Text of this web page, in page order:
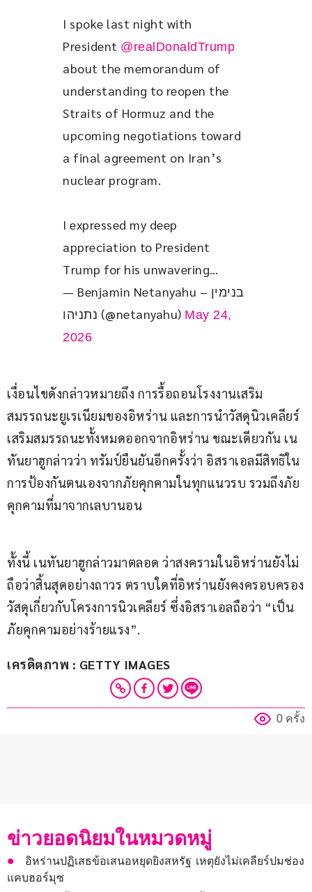
I spoke last night with
President @realDonaldTrump
about the memorandum of
understanding to reopen the
Straits of Hormuz and the
upcoming negotiations toward
a final agreement on Iran’s
nuclear program.
I expressed my deep
appreciation to President
Trump for his unwavering…
— Benjamin Netanyahu – בנימין
נתניהו (@netanyahu) May 24,
2026
เงื่อนไขดังกล่าวหมายถึง การรื้อถอนโรงงานเสริม
สมรรถนะยูเรเนียมของอิหร่าน และการนำวัสดุนิวเคลียร์
เสริมสมรรถนะทั้งหมดออกจากอิหร่าน ขณะเดียวกัน เน
ทันยาฮูกล่าวว่า ทรัมป์ยืนยันอีกครั้งว่า อิสราเอลมีสิทธิใน
การป้องกันตนเองจากภัยคุกคามในทุกแนวรบ รวมถึงภัย
คุกคามที่มาจากเลบานอน
ทั้งนี้ เนทันยาฮูกล่าวมาตลอด ว่าสงครามในอิหร่านยังไม่
ถือว่าสิ้นสุดอย่างถาวร ตราบใดที่อิหร่านยังคงครอบครอง
วัสดุเกี่ยวกับโครงการนิวเคลียร์ ซึ่งอิสราเอลถือว่า “เป็น
ภัยคุกคามอย่างร้ายแรง”.
เครดิตภาพ : GETTY IMAGES
0 ครั้ง
ข่าวยอดนิยมในหมวดหมู่
อิหร่านปฏิเสธข้อเสนอหยุดยิงสหรัฐ เหตุยังไม่เคลียร์ปมช่อง
แคบฮอร์มุซ